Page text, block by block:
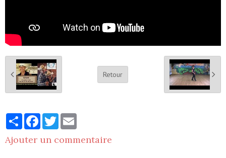
Retour
PartagerFacebookTwitter
Ajouter un commentaire